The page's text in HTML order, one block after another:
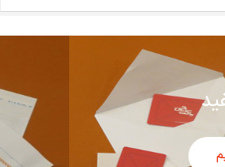
پاکت سفید
بیشتر بدانیم